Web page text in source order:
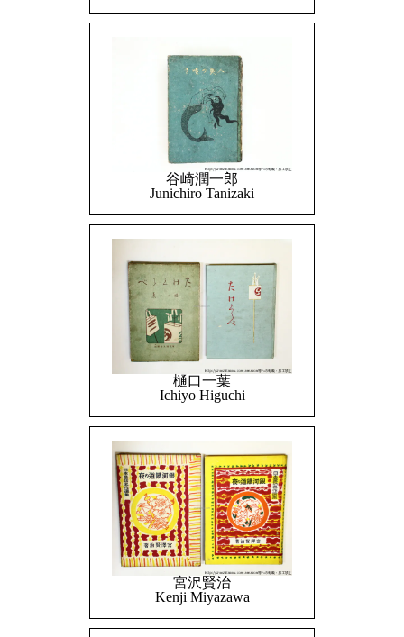
谷崎潤一郎
Junichiro Tanizaki
樋口一葉
Ichiyo Higuchi
宮沢賢治
Kenji Miyazawa